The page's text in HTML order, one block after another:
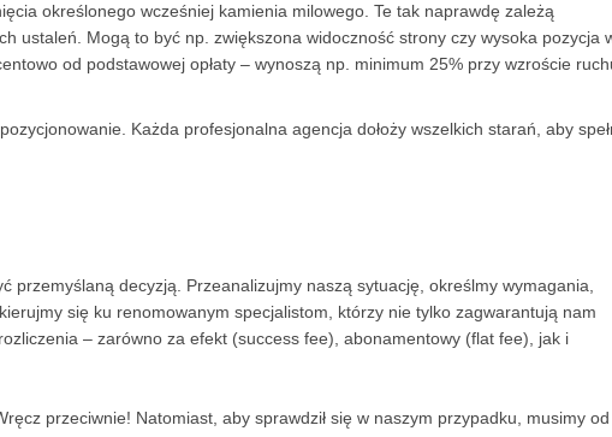
określonego wcześniej kamienia milowego. Te tak naprawdę zależą
ustaleń. Mogą to być np. zwiększona widoczność strony czy wysoka pozycja
od podstawowej opłaty – wynoszą np. minimum 25% przy wzroście
Każda profesjonalna agencja dołoży wszelkich starań, aby
przemyślaną decyzją. Przeanalizujmy naszą sytuację, określmy wymagania,
się ku renomowanym specjalistom, którzy nie tylko zagwarantują nam
– zarówno za efekt (success fee), abonamentowy (flat fee), jak i
przeciwnie! Natomiast, aby sprawdził się w naszym przypadku, musimy od